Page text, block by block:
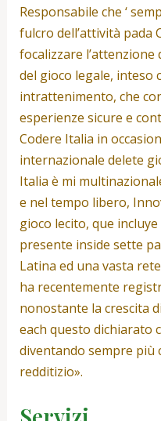
Responsabile che ‘
fulcro dell’attività pada
focalizzare l’attenzione
del gioco legale, inteso
intrattenimento, che
esperienze sicure e
Codere Italia in
internazionale delete
Italia è mi
e nel tempo libero,
gioco lecito, que
presente inside sette
Latina ed una vasta
ha recentemente
nonostante la crescita
each questo dichiarato
diventando sempre più
redditizio».